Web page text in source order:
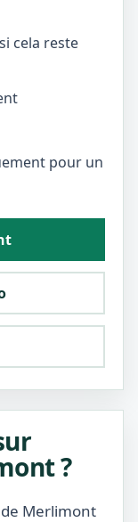
cela reste
pour un
?
Merlimont